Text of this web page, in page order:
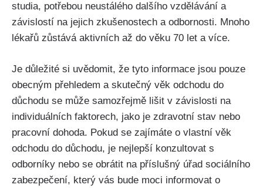
studia, potřebou neustálého dalšího vzdělávání a
závislostí na jejich zkušenostech a odbornosti. Mnoho
lékařů zůstává aktivních až do věku 70 let a více.
Je důležité si uvědomit, že tyto informace jsou pouze
obecným přehledem a skutečný věk odchodu do
důchodu se může samozřejmě lišit v závislosti na
individuálních faktorech, jako je zdravotní stav nebo
pracovní dohoda. Pokud se zajímáte o vlastní věk
odchodu do důchodu, je nejlepší konzultovat s
odborníky nebo se obrátit na příslušný úřad sociálního
zabezpečení, který vás bude moci informovat o